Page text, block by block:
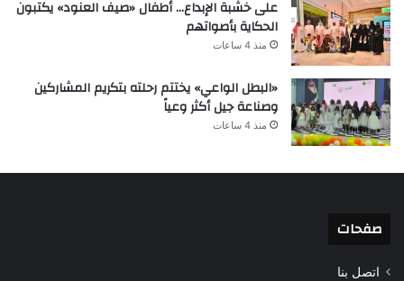
على خشبة الإبداع… أطفال «صيف العنود» يكتبون
الحكاية بأصواتهم
منذ 4 ساعات
«البطل الواعي» يختتم رحلته بتكريم المشاركين
وصناعة جيل أكثر وعياً
منذ 4 ساعات
صفحات
اتصل بنا